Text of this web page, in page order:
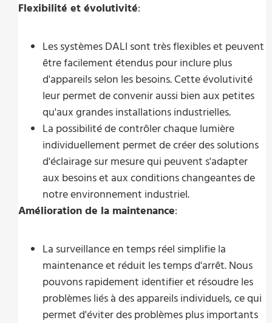
Flexibilité et évolutivité:
Les systèmes DALI sont très flexibles et peuvent
être facilement étendus pour inclure plus
d'appareils selon les besoins. Cette évolutivité
leur permet de convenir aussi bien aux petites
qu'aux grandes installations industrielles.
La possibilité de contrôler chaque lumière
individuellement permet de créer des solutions
d'éclairage sur mesure qui peuvent s'adapter
aux besoins et aux conditions changeantes de
notre environnement industriel.
Amélioration de la maintenance:
La surveillance en temps réel simplifie la
maintenance et réduit les temps d'arrêt. Nous
pouvons rapidement identifier et résoudre les
problèmes liés à des appareils individuels, ce qui
permet d'éviter des problèmes plus importants